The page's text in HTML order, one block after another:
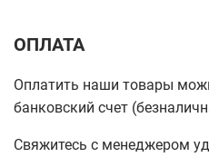
ОПЛАТА
Оплатить наши товары
банковский счет
Свяжитесь с менеджером